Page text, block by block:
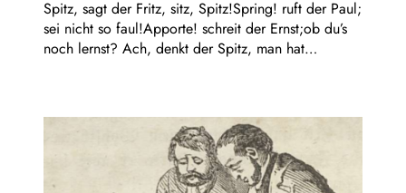
Spitz, sagt der Fritz, sitz, Spitz!Spring! ruft der Paul;
sei nicht so faul!Apporte! schreit der Ernst;ob du’s
noch lernst? Ach, denkt der Spitz, man hat…